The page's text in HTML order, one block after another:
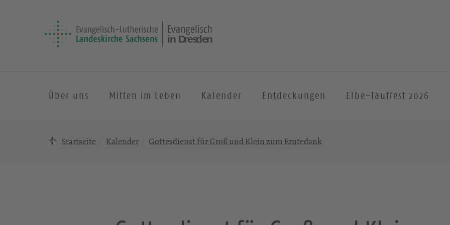
Über uns Mitten im Leben Kalender Entdeckungen Elbe-Tauffest 2026
Startseite Kalender Gottesdienst für Groß und Klein zum Erntedank